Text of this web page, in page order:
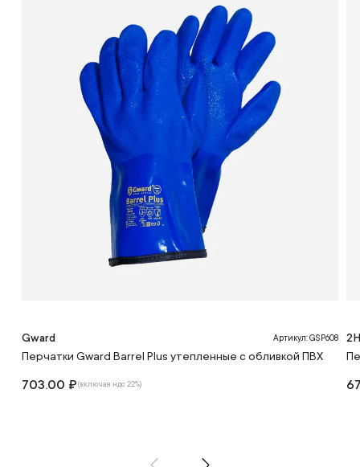
Gward Артикул: GSP608
Перчатки Gward Barrel Plus утепленные с обливкой ПВХ
703.00 ₽(включая ндс 22%)